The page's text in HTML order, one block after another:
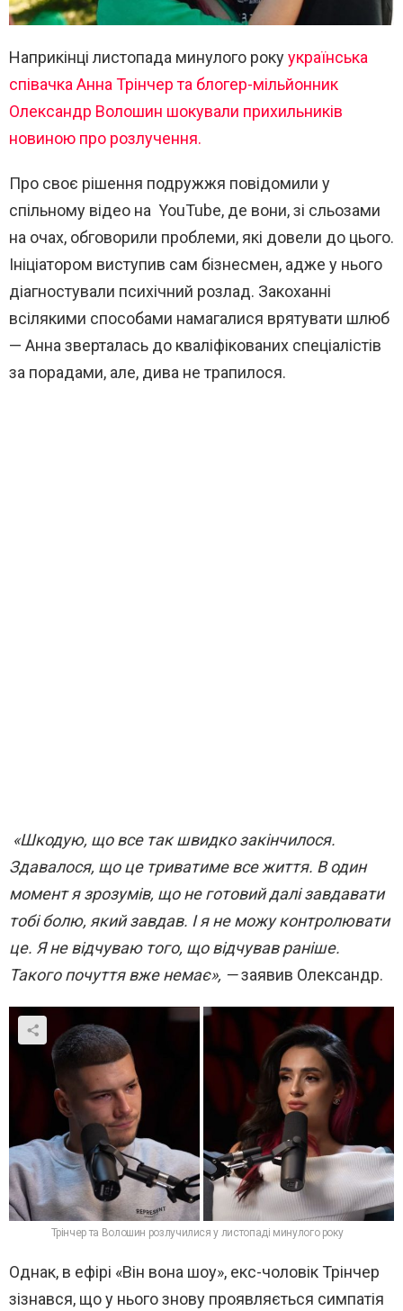
Наприкінці листопада минулого рокуукраїнська
співачка Анна Трінчер та блогер-мільйонник
Олександр Волошин шокували прихильників
новиною про розлучення.
Про своє рішення подружжя повідомили у
спільному відео на YouTube, де вони, зі сльозами
на очах, обговорили проблеми, які довели до цього.
Ініціатором виступив сам бізнесмен, адже у нього
діагностували психічний розлад. Закоханні
всілякими способами намагалися врятувати шлюб
— Анна зверталась до кваліфікованих спеціалістів
за порадами, але, дива не трапилося.
«Шкодую, що все так швидко закінчилося.
Здавалося, що це триватиме все життя. В один
момент я зрозумів, що не готовий далі завдавати
тобі болю, який завдав. І я не можу контролювати
це. Я не відчуваю того, що відчував раніше.
Такого почуття вже немає», —заявив Олександр.
Трінчер та Волошин розлучилися у листопаді минулого року
Однак, в ефірі «Він вона шоу», екс-чоловік Трінчер
зізнався, що у нього знову проявляється симпатія